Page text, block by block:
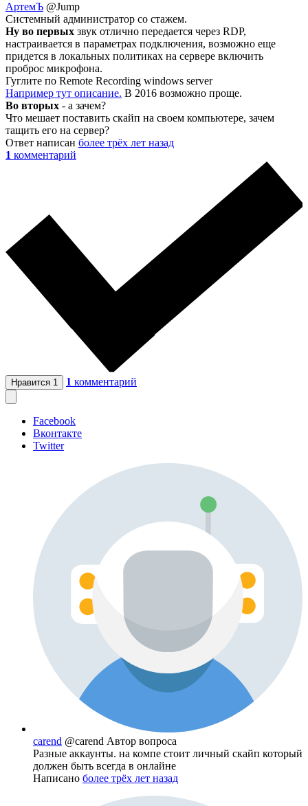
АртемЪ @Jump
Системный администратор со стажем.
Ну во первых звук отлично передается через RDP,
настраивается в параметрах подключения, возможно еще
придется в локальных политиках на сервере включить
проброс микрофона.
Гуглите по Remote Recording windows server
Например тут описание. В 2016 возможно проще.
Во вторых - а зачем?
Что мешает поставить скайп на своем компьютере, зачем
тащить его на сервер?
Ответ написан более трёх лет назад
1 комментарий
Нравится 1 1 комментарий
Facebook
Вконтакте
Twitter
carend @carend Автор вопроса
Разные аккаунты. на компе стоит личный скайп который
должен быть всегда в онлайне
Написано более трёх лет назад